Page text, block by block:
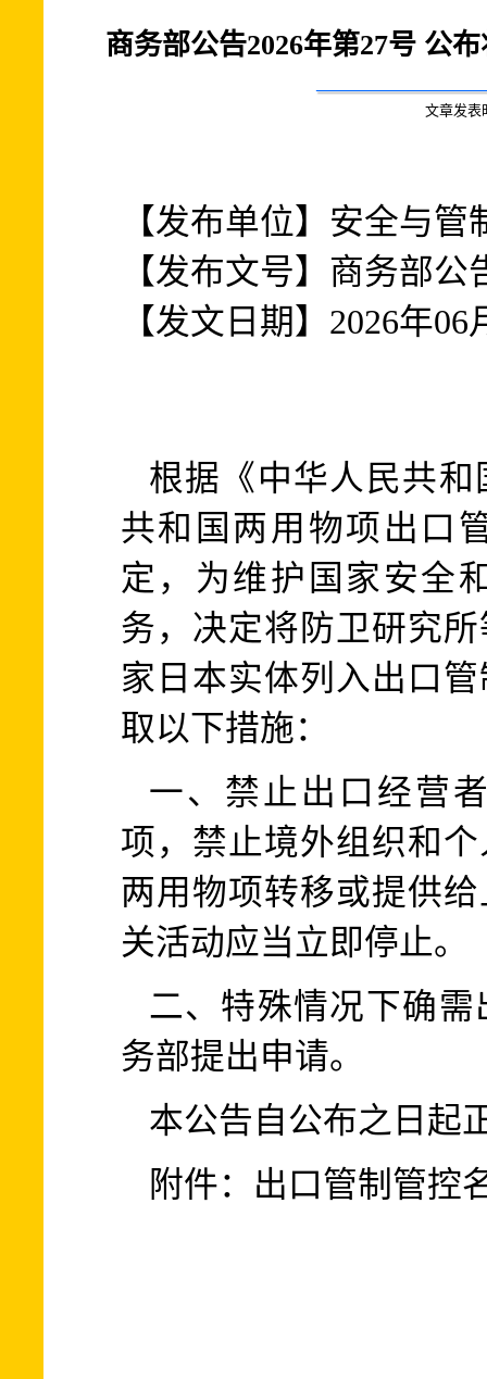
商务部公告2026年第27号 公
文章发表
【发布单位】安全与管
【发布文号】商务部公
【发文日期】2026年06
根据《中华人民共
共和国两用物项出口
定，为维护国家安全
务，决定将防卫研究
家日本实体列入出口
取以下措施：
一、禁止出口经营
项，禁止境外组织和
两用物项转移或提供
关活动应当立即停止。
二、特殊情况下确
务部提出申请。
本公告自公布之日起
附件：出口管制管控